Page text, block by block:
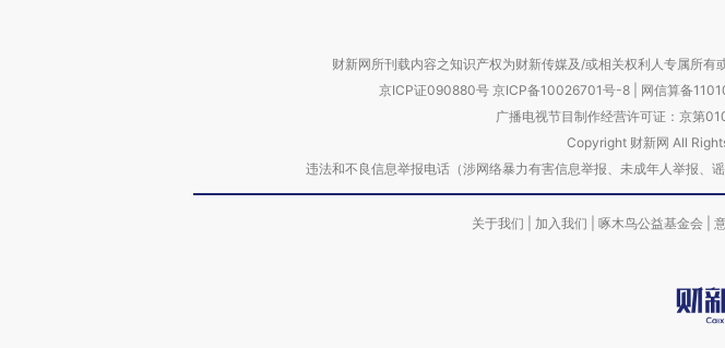
财新网所刊载内容之知识产权为财新传媒及/或相关权利人专属所有
京ICP证090880号 京ICP备10026701号-8 网信算备
广播电视节目制作经营许可证：京第
Copyright 财新网 All
违法和不良信息举报电话（涉网络暴力有害信息举报、未成年人举
关于我们 加入我们 啄木鸟公益基金会